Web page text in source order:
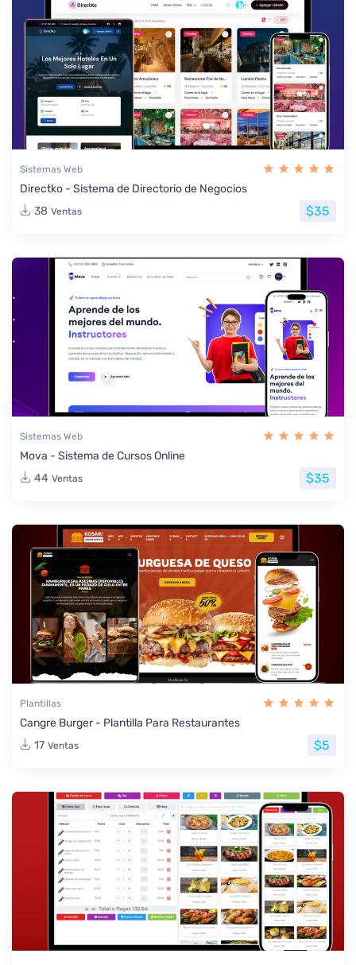
Sistemas Web
Directko - Sistema de Directorio de Negocios
38 Ventas $35
Sistemas Web
Mova - Sistema de Cursos Online
44 Ventas $35
Plantillas
Cangre Burger - Plantilla Para Restaurantes
17 Ventas $5